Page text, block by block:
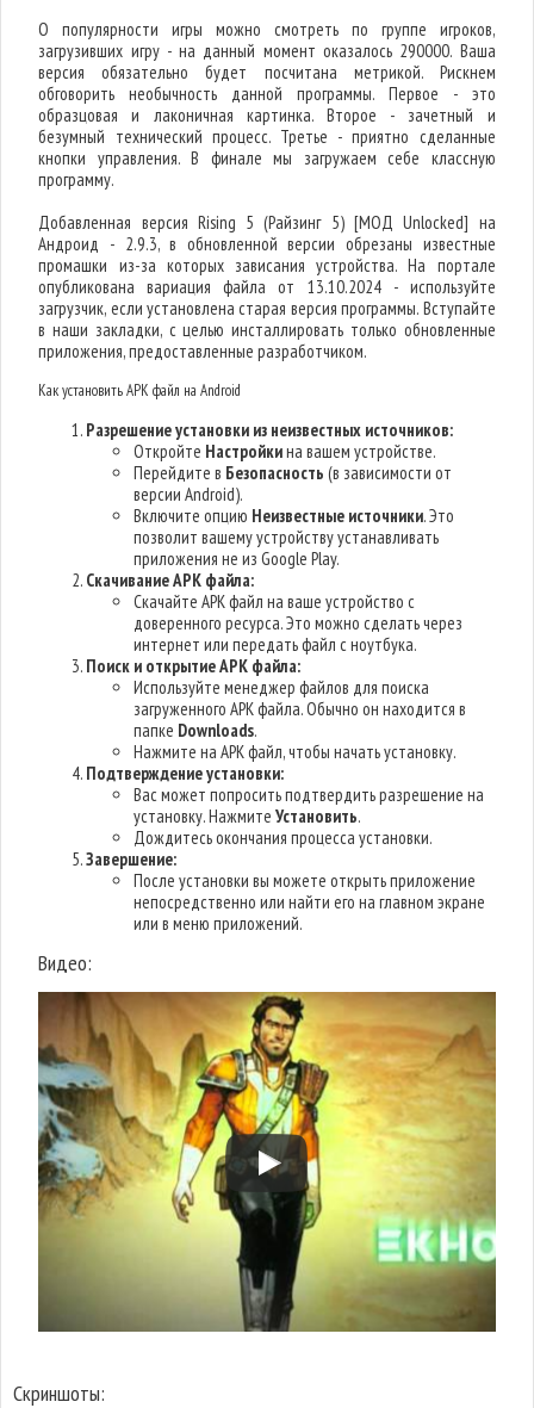
О популярности игры можно смотреть по группе игроков,
загрузивших игру - на данный момент оказалось 290000. Ваша
версия обязательно будет посчитана метрикой. Рискнем
обговорить необычность данной программы. Первое - это
образцовая и лаконичная картинка. Второе - зачетный и
безумный технический процесс. Третье - приятно сделанные
кнопки управления. В финале мы загружаем себе классную
программу.
Добавленная версия Rising 5 (Райзинг 5) [МОД Unlocked] на
Андроид - 2.9.3, в обновленной версии обрезаны известные
промашки из-за которых зависания устройства. На портале
опубликована вариация файла от 13.10.2024 - используйте
загрузчик, если установлена старая версия программы. Вступайте
в наши закладки, с целью инсталлировать только обновленные
приложения, предоставленные разработчиком.
Как установить APK файл на Android
Разрешение установки из неизвестных источников:
Откройте Настройкина вашем устройстве.
Перейдите в Безопасность (в зависимости от
версии Android).
Включите опцию Неизвестные источники. Это
позволит вашему устройству устанавливать
приложения не из Google Play.
Скачивание APK файла:
Скачайте APK файл на ваше устройство с
доверенного ресурса. Это можно сделать через
интернет или передать файл с ноутбука.
Поиск и открытие APK файла:
Используйте менеджер файлов для поиска
загруженного APK файла. Обычно он находится в
папке Downloads.
Нажмите на APK файл, чтобы начать установку.
Подтверждение установки:
Вас может попросить подтвердить разрешение на
установку. НажмитеУстановить.
Дождитесь окончания процесса установки.
Завершение:
После установки вы можете открыть приложение
непосредственно или найти его на главном экране
или в меню приложений.
Видео:
Скриншоты: